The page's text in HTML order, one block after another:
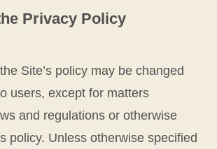
Privacy Policy
Site’s policy may be changed
users, except for matters
and regulations or otherwise
policy. Unless otherwise specified